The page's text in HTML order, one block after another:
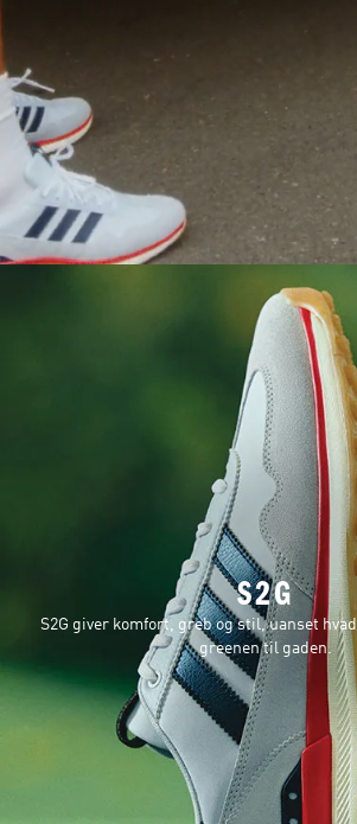
S2G
S2G giver komfort, greb og stil, uanset
greenen til gaden.